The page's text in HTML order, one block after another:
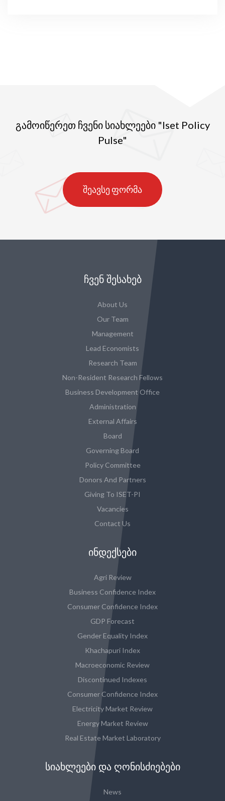
გამოიწერეთ ჩვენი სიახლეები "Iset Policy
Pulse"
შეავსე ფორმა
ᲩᲕᲔᲜ ᲨᲔᲡᲐᲮᲔᲑ
About Us
Our Team
Management
Lead Economists
Research Team
Non-Resident Research Fellows
Business Development Office
Administration
External Affairs
Board
Governing Board
Policy Committee
Donors And Partners
Giving To ISET-PI
Vacancies
Contact Us
ᲘᲜᲓᲔᲥᲡᲔᲑᲘ
Agri Review
Business Confidence Index
Consumer Confidence Index
GDP Forecast
Gender Equality Index
Khachapuri Index
Macroeconomic Review
Discontinued Indexes
Consumer Confidence Index
Electricity Market Review
Energy Market Review
Real Estate Market Laboratory
ᲡᲘᲐᲮᲚᲔᲔᲑᲘ ᲓᲐ ᲦᲝᲜᲘᲡᲫᲘᲔᲑᲔᲑᲘ
News